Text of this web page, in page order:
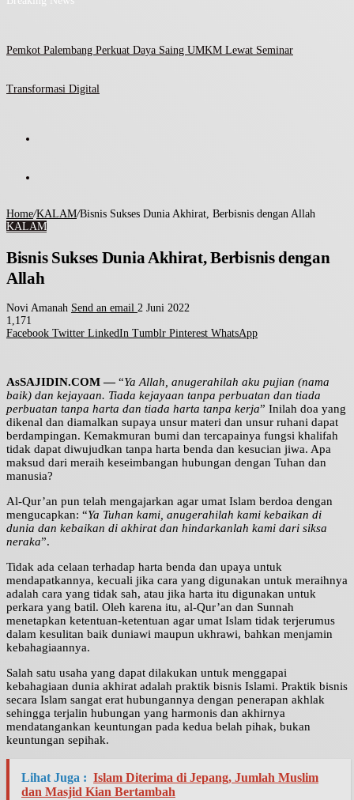
Pemkot Palembang Perkuat Daya Saing UMKM Lewat Seminar
Transformasi Digital
Home/KALAM/Bisnis Sukses Dunia Akhirat, Berbisnis dengan Allah
KALAM
Bisnis Sukses Dunia Akhirat, Berbisnis dengan
Allah
Novi Amanah Send an email 2 Juni 2022
1,171
Facebook Twitter LinkedIn Tumblr Pinterest WhatsApp
AsSAJIDIN.COM —“Ya Allah, anugerahilah aku pujian (nama
baik) dan kejayaan. Tiada kejayaan tanpa perbuatan dan tiada
perbuatan tanpa harta dan tiada harta tanpa kerja” Inilah doa yang
dikenal dan diamalkan supaya unsur materi dan unsur ruhani dapat
berdampingan. Kemakmuran bumi dan tercapainya fungsi khalifah
tidak dapat diwujudkan tanpa harta benda dan kesucian jiwa. Apa
maksud dari meraih keseimbangan hubungan dengan Tuhan dan
manusia?
Al-Qur’an pun telah mengajarkan agar umat Islam berdoa dengan
mengucapkan: “Ya Tuhan kami, anugerahilah kami kebaikan di
dunia dan kebaikan di akhirat dan hindarkanlah kami dari siksa
neraka”.
Tidak ada celaan terhadap harta benda dan upaya untuk
mendapatkannya, kecuali jika cara yang digunakan untuk meraihnya
adalah cara yang tidak sah, atau jika harta itu digunakan untuk
perkara yang batil. Oleh karena itu, al-Qur’an dan Sunnah
menetapkan ketentuan-ketentuan agar umat Islam tidak terjerumus
dalam kesulitan baik duniawi maupun ukhrawi, bahkan menjamin
kebahagiaannya.
Salah satu usaha yang dapat dilakukan untuk menggapai
kebahagiaan dunia akhirat adalah praktik bisnis Islami. Praktik bisnis
secara Islam sangat erat hubungannya dengan penerapan akhlak
sehingga terjalin hubungan yang harmonis dan akhirnya
mendatangankan keuntungan pada kedua belah pihak, bukan
keuntungan sepihak.
Lihat Juga : Islam Diterima di Jepang, Jumlah Muslim
dan Masjid Kian Bertambah